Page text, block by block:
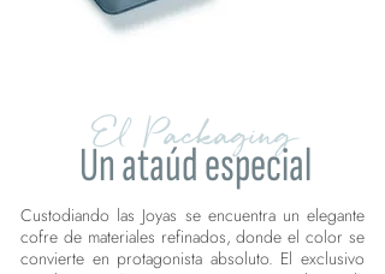
El Packaging
Un ataúd especial
Custodiando las Joyas se encuentra un elegante
cofre de materiales refinados, donde el color se
convierte en protagonista absoluto. El exclusivo